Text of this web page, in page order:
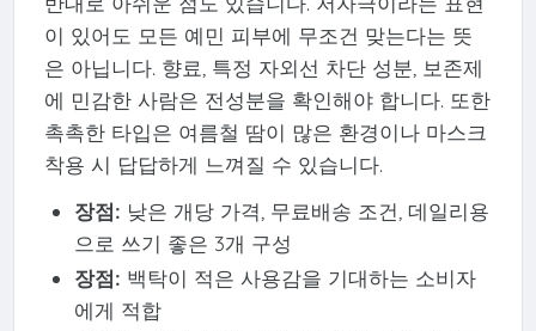
이 있어도 모든 예민 피부에 무조건 맞는다는 뜻
은 아닙니다. 향료, 특정 자외선 차단 성분, 보존제
에 민감한 사람은 전성분을 확인해야 합니다. 또한
촉촉한 타입은 여름철 땀이 많은 환경이나 마스크
착용 시 답답하게 느껴질 수 있습니다.
장점: 낮은 개당 가격, 무료배송 조건, 데일리용
으로 쓰기 좋은 3개 구성
장점: 백탁이 적은 사용감을 기대하는 소비자
에게 적합